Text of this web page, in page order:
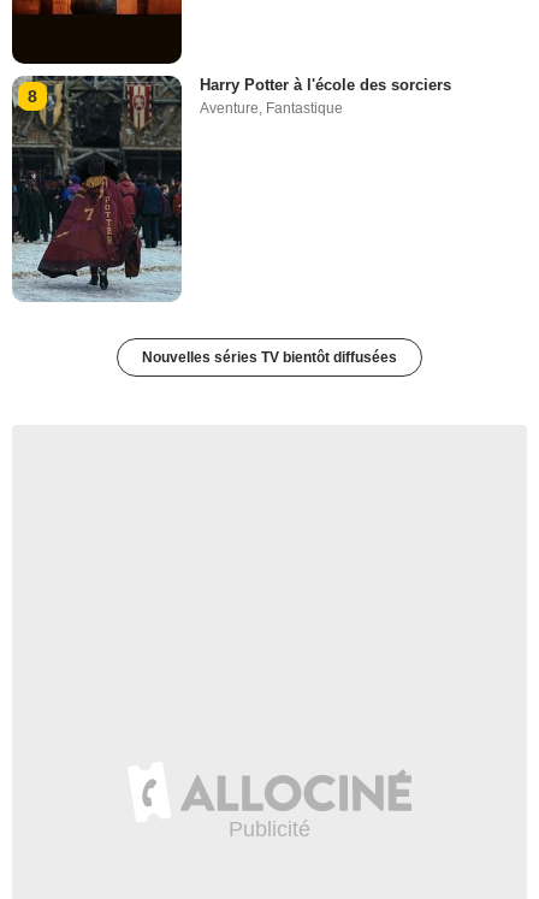
8
Harry Potter à l'école des sorciers
Aventure Fantastique
Nouvelles séries TV bientôt diffusées